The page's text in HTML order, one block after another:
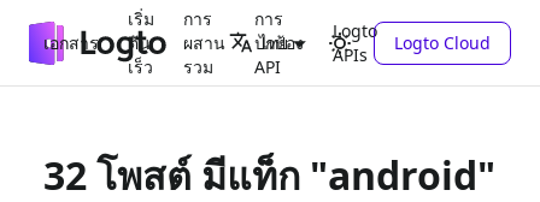
เอกสาร
เริ่ม
ต้น
เร็ว
การ
ผสาน
รวม
การ
ปกป้อง
API
Logto
APIs
ไทย Logto Cloud
32 โพสต์ มีแท็ก "android"